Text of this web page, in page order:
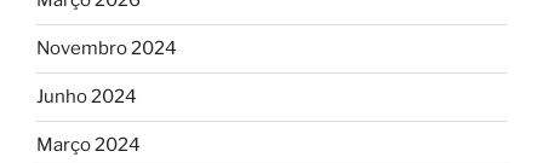
Novembro 2024
Junho 2024
Março 2024